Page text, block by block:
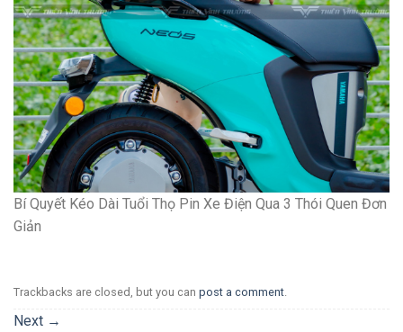
Bí Quyết Kéo Dài Tuổi Thọ Pin Xe Điện Qua 3 Thói Quen Đơn
Giản
Trackbacks are closed, but you can post a comment.
Next →